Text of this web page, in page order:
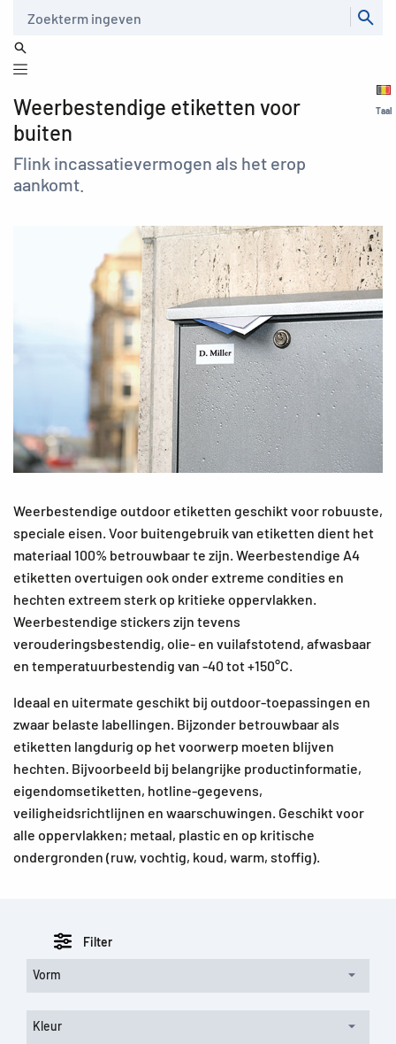
Taal
Weerbestendige etiketten voor
buiten
Flink incassatievermogen als het erop
aankomt.
Weerbestendige outdoor etiketten geschikt voor robuuste,
speciale eisen. Voor buitengebruik van etiketten dient het
materiaal 100% betrouwbaar te zijn. Weerbestendige A4
etiketten overtuigen ook onder extreme condities en
hechten extreem sterk op kritieke oppervlakken.
Weerbestendige stickers zijn tevens
verouderingsbestendig, olie- en vuilafstotend, afwasbaar
en temperatuurbestendig van -40 tot +150°C.
Ideaal en uitermate geschikt bij outdoor-toepassingen en
zwaar belaste labellingen. Bijzonder betrouwbaar als
etiketten langdurig op het voorwerp moeten blijven
hechten. Bijvoorbeeld bij belangrijke productinformatie,
eigendomsetiketten, hotline-gegevens,
veiligheidsrichtlijnen en waarschuwingen. Geschikt voor
alle oppervlakken; metaal, plastic en op kritische
ondergronden (ruw, vochtig, koud, warm, stoffig).
Filter
Vorm
Kleur